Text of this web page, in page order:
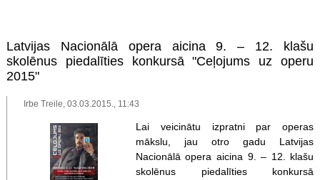
Latvijas Nacionālā opera aicina 9. – 12. klašu
skolēnus piedalīties konkursā "Ceļojums uz operu
2015"
Irbe Treile, 03.03.2015., 11:43
Lai veicinātu izpratni par operas
mākslu, jau otro gadu Latvijas
Nacionālā opera aicina 9. – 12. klašu
skolēnus piedalīties konkursā